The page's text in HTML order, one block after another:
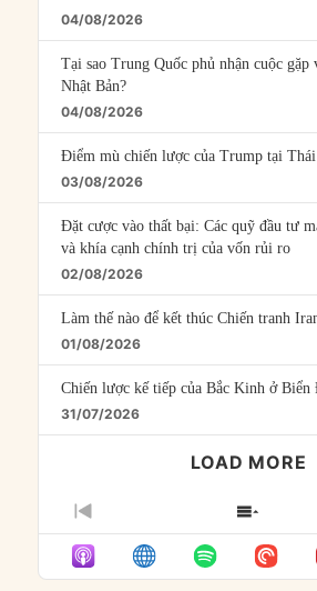
04/08/2026
Tại sao Trung Quốc phủ nhận cuộc
Nhật Bản?
04/08/2026
Điểm mù chiến lược của Trump tại
03/08/2026
Đặt cược vào thất bại: Các quỹ đầu tư
và khía cạnh chính trị của vốn rủi ro
02/08/2026
Làm thế nào để kết thúc Chiến tranh
01/08/2026
Chiến lược kế tiếp của Bắc Kinh ở Biển
31/07/2026
LOAD MORE
PREVIOUS
EPISODE
SHOW
LIST